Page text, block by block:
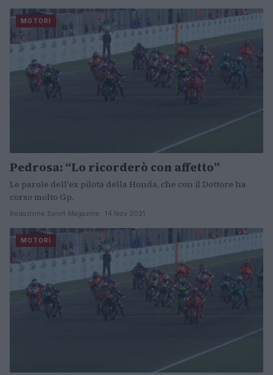
MOTORI
Pedrosa: “Lo ricorderò con affetto”
Le parole dell'ex pilota della Honda, che con il Dottore ha
corso molto Gp.
Redazione Sport Magazine · 14 Nov 2021
MOTORI